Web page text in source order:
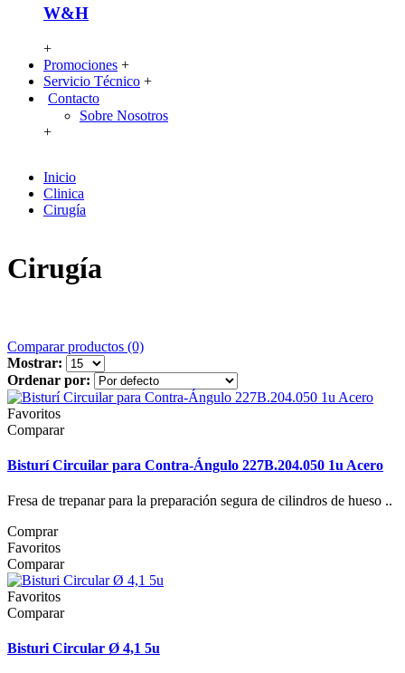
W&H
+
Promociones +
Servicio Técnico +
Contacto
Sobre Nosotros
+
Inicio
Clinica
Cirugía
Cirugía
Comparar productos (0)
Mostrar:
Ordenar por:
Favoritos
Comparar
Bisturí Circuilar para Contra-Ángulo 227B.204.050 1u Acero
Fresa de trepanar para la preparación segura de cilindros de hueso ..
Comprar
Favoritos
Comparar
Favoritos
Comparar
Bisturi Circular Ø 4,1 5u